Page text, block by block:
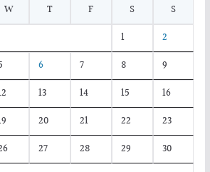
W T F S
S
1
2
6 7 8
9
13 14 15
16
20 21 22
23
27 28 29
30